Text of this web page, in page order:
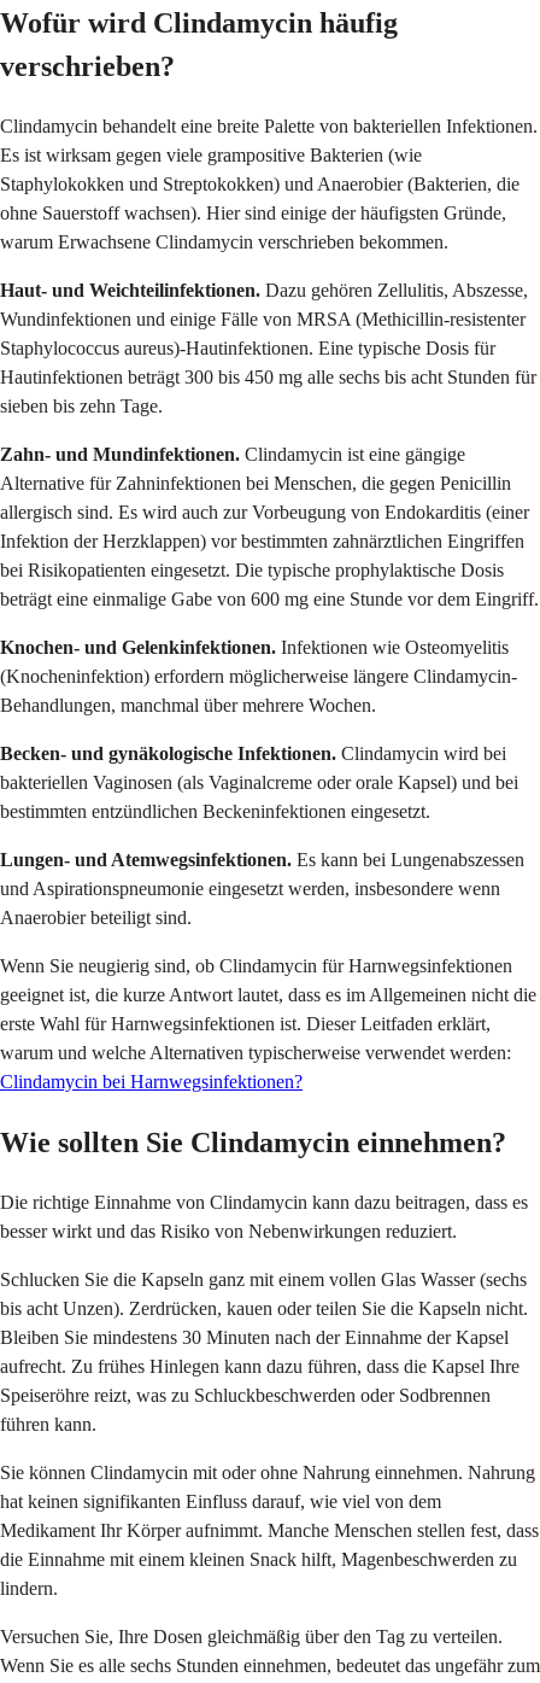
Wofür wird Clindamycin häufig
verschrieben?
Clindamycin behandelt eine breite Palette von bakteriellen Infektionen.
Es ist wirksam gegen viele grampositive Bakterien (wie
Staphylokokken und Streptokokken) und Anaerobier (Bakterien, die
ohne Sauerstoff wachsen). Hier sind einige der häufigsten Gründe,
warum Erwachsene Clindamycin verschrieben bekommen.
Haut- und Weichteilinfektionen. Dazu gehören Zellulitis, Abszesse,
Wundinfektionen und einige Fälle von MRSA (Methicillin-resistenter
Staphylococcus aureus)-Hautinfektionen. Eine typische Dosis für
Hautinfektionen beträgt 300 bis 450 mg alle sechs bis acht Stunden für
sieben bis zehn Tage.
Zahn- und Mundinfektionen. Clindamycin ist eine gängige
Alternative für Zahninfektionen bei Menschen, die gegen Penicillin
allergisch sind. Es wird auch zur Vorbeugung von Endokarditis (einer
Infektion der Herzklappen) vor bestimmten zahnärztlichen Eingriffen
bei Risikopatienten eingesetzt. Die typische prophylaktische Dosis
beträgt eine einmalige Gabe von 600 mg eine Stunde vor dem Eingriff.
Knochen- und Gelenkinfektionen. Infektionen wie Osteomyelitis
(Knocheninfektion) erfordern möglicherweise längere Clindamycin-
Behandlungen, manchmal über mehrere Wochen.
Becken- und gynäkologische Infektionen. Clindamycin wird bei
bakteriellen Vaginosen (als Vaginalcreme oder orale Kapsel) und bei
bestimmten entzündlichen Beckeninfektionen eingesetzt.
Lungen- und Atemwegsinfektionen. Es kann bei Lungenabszessen
und Aspirationspneumonie eingesetzt werden, insbesondere wenn
Anaerobier beteiligt sind.
Wenn Sie neugierig sind, ob Clindamycin für Harnwegsinfektionen
geeignet ist, die kurze Antwort lautet, dass es im Allgemeinen nicht die
erste Wahl für Harnwegsinfektionen ist. Dieser Leitfaden erklärt,
warum und welche Alternativen typischerweise verwendet werden:
Clindamycin bei Harnwegsinfektionen?
Wie sollten Sie Clindamycin einnehmen?
Die richtige Einnahme von Clindamycin kann dazu beitragen, dass es
besser wirkt und das Risiko von Nebenwirkungen reduziert.
Schlucken Sie die Kapseln ganz mit einem vollen Glas Wasser (sechs
bis acht Unzen). Zerdrücken, kauen oder teilen Sie die Kapseln nicht.
Bleiben Sie mindestens 30 Minuten nach der Einnahme der Kapsel
aufrecht. Zu frühes Hinlegen kann dazu führen, dass die Kapsel Ihre
Speiseröhre reizt, was zu Schluckbeschwerden oder Sodbrennen
führen kann.
Sie können Clindamycin mit oder ohne Nahrung einnehmen. Nahrung
hat keinen signifikanten Einfluss darauf, wie viel von dem
Medikament Ihr Körper aufnimmt. Manche Menschen stellen fest, dass
die Einnahme mit einem kleinen Snack hilft, Magenbeschwerden zu
lindern.
Versuchen Sie, Ihre Dosen gleichmäßig über den Tag zu verteilen.
Wenn Sie es alle sechs Stunden einnehmen, bedeutet das ungefähr zum